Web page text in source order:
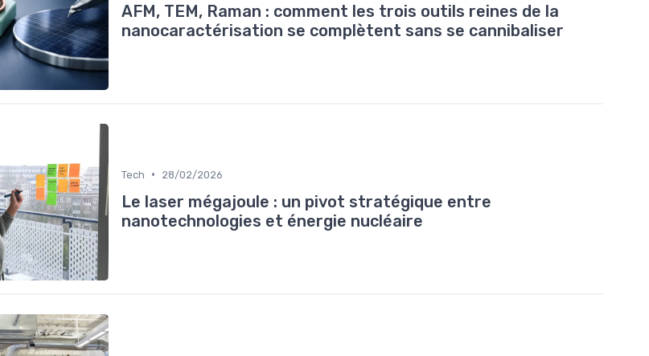
AFM, TEM, Raman : comment les trois outils reines de la
nanocaractérisation se complètent sans se cannibaliser
Tech • 28/02/2026
Le laser mégajoule : un pivot stratégique entre
nanotechnologies et énergie nucléaire